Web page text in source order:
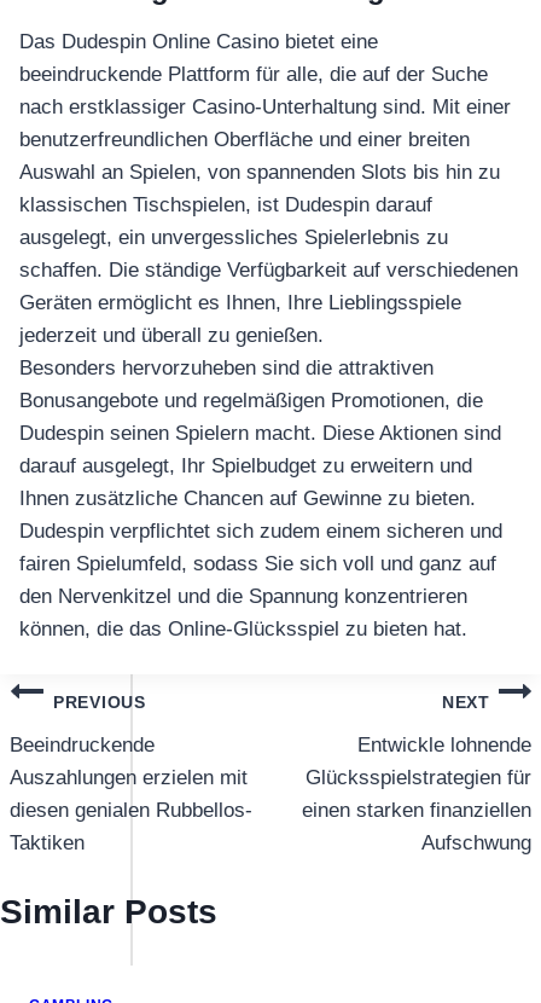
Das Dudespin Online Casino bietet eine
beeindruckende Plattform für alle, die auf der Suche
nach erstklassiger Casino-Unterhaltung sind. Mit einer
benutzerfreundlichen Oberfläche und einer breiten
Auswahl an Spielen, von spannenden Slots bis hin zu
klassischen Tischspielen, ist Dudespin darauf
ausgelegt, ein unvergessliches Spielerlebnis zu
schaffen. Die ständige Verfügbarkeit auf verschiedenen
Geräten ermöglicht es Ihnen, Ihre Lieblingsspiele
jederzeit und überall zu genießen.
Besonders hervorzuheben sind die attraktiven
Bonusangebote und regelmäßigen Promotionen, die
Dudespin seinen Spielern macht. Diese Aktionen sind
darauf ausgelegt, Ihr Spielbudget zu erweitern und
Ihnen zusätzliche Chancen auf Gewinne zu bieten.
Dudespin verpflichtet sich zudem einem sicheren und
fairen Spielumfeld, sodass Sie sich voll und ganz auf
den Nervenkitzel und die Spannung konzentrieren
können, die das Online-Glücksspiel zu bieten hat.
แนะแนว
เรื่อง
PREVIOUS
Beeindruckende
Auszahlungen erzielen mit
diesen genialen Rubbellos-
Taktiken
NEXT
Entwickle lohnende
Glücksspielstrategien für
einen starken finanziellen
Aufschwung
Similar Posts